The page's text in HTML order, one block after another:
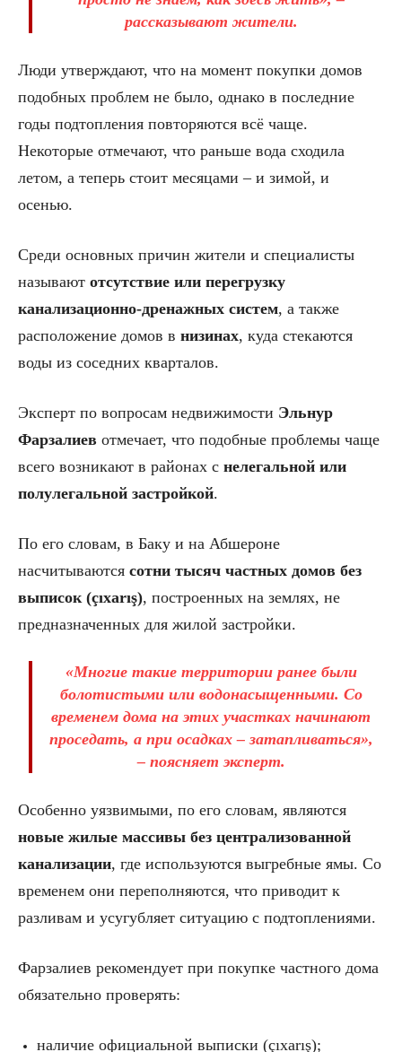
рассказывают жители.
Люди утверждают, что на момент покупки домов
подобных проблем не было, однако в последние
годы подтопления повторяются всё чаще.
Некоторые отмечают, что раньше вода сходила
летом, а теперь стоит месяцами – и зимой, и
осенью.
Среди основных причин жители и специалисты
называют отсутствие или перегрузку
канализационно-дренажных систем, а также
расположение домов в низинах, куда стекаются
воды из соседних кварталов.
Эксперт по вопросам недвижимости Эльнур
Фарзалиев отмечает, что подобные проблемы чаще
всего возникают в районах с нелегальной или
полулегальной застройкой.
По его словам, в Баку и на Абшероне
насчитываются сотни тысяч частных домов без
выписок (çıxarış), построенных на землях, не
предназначенных для жилой застройки.
«Многие такие территории ранее были
болотистыми или водонасыщенными. Со
временем дома на этих участках начинают
проседать, а при осадках – затапливаться»,
– поясняет эксперт.
Особенно уязвимыми, по его словам, являются
новые жилые массивы без централизованной
канализации, где используются выгребные ямы. Со
временем они переполняются, что приводит к
разливам и усугубляет ситуацию с подтоплениями.
Фарзалиев рекомендует при покупке частного дома
обязательно проверять:
наличие официальной выписки (çıxarış);